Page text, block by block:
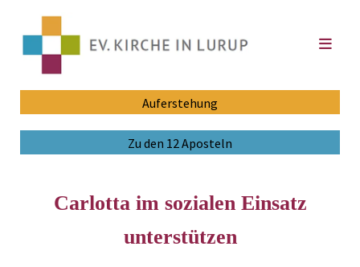
Auferstehung
Zu den 12 Aposteln
Carlotta im sozialen Einsatz
unterstützen